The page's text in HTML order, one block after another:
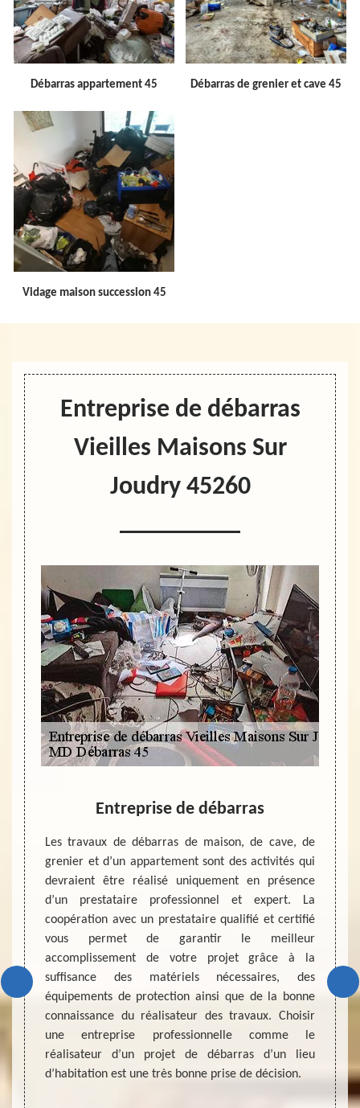
Débarras appartement 45 Débarras de grenier et cave 45
Vidage maison succession 45
Entreprise de débarras
Vieilles Maisons Sur
Joudry 45260
en
votre
Ce
est
un
Entreprise de débarras
Les travaux de débarras de maison, de cave, de
grenier et d’un appartement sont des activités qui
devraient être réalisé uniquement en présence
d’un prestataire professionnel et expert. La
coopération avec un prestataire qualifié et certifié
vous permet de garantir le meilleur
accomplissement de votre projet grâce à la
suffisance des matériels nécessaires, des
équipements de protection ainsi que de la bonne
connaissance du réalisateur des travaux. Choisir
une entreprise professionnelle comme le
réalisateur d’un projet de débarras d’un lieu
d’habitation est une très bonne prise de décision.
Un
de la
de
cela
du
des